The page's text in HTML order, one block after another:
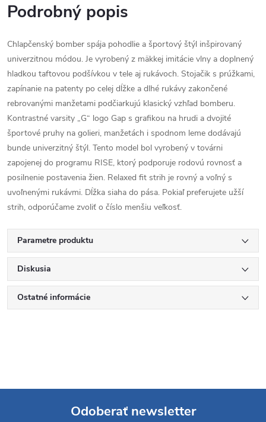
Podrobný popis
Chlapčenský bomber spája pohodlie a športový štýl inšpirovaný
univerzitnou módou. Je vyrobený z mäkkej imitácie vlny a doplnený
hladkou taftovou podšívkou v tele aj rukávoch. Stojačik s prúžkami,
zapínanie na patenty po celej dĺžke a dlhé rukávy zakončené
rebrovanými manžetami podčiarkujú klasický vzhľad bomberu.
Kontrastné varsity „G“ logo Gap s grafikou na hrudi a dvojité
športové pruhy na golieri, manžetách i spodnom leme dodávajú
bunde univerzitný štýl. Tento model bol vyrobený v továrni
zapojenej do programu RISE, ktorý podporuje rodovú rovnosť a
posilnenie postavenia žien. Relaxed fit strih je rovný a voľný s
uvoľnenými rukávmi. Dĺžka siaha do pása. Pokiaľ preferujete užší
strih, odporúčame zvoliť o číslo menšiu veľkosť.
Parametre produktu
Diskusia
Ostatné informácie
Odoberať newsletter